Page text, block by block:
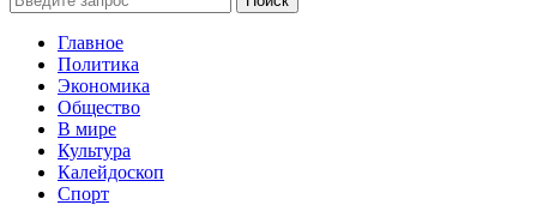
Главное
Политика
Экономика
Общество
В мире
Культура
Калейдоскоп
Спорт